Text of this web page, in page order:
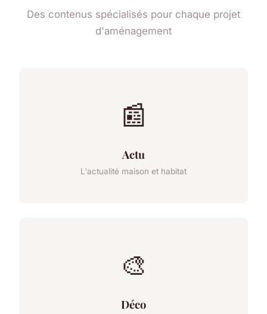
Des contenus spécialisés pour chaque projet
d'aménagement
📰
Actu
L'actualité maison et habitat
🎨
Déco